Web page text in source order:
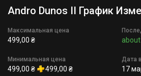
Andro Dunos II График
Максимальная цена
499,00 ₴
Минимальная цена
499,00 ₴ 499,00 ₴
Дата
17